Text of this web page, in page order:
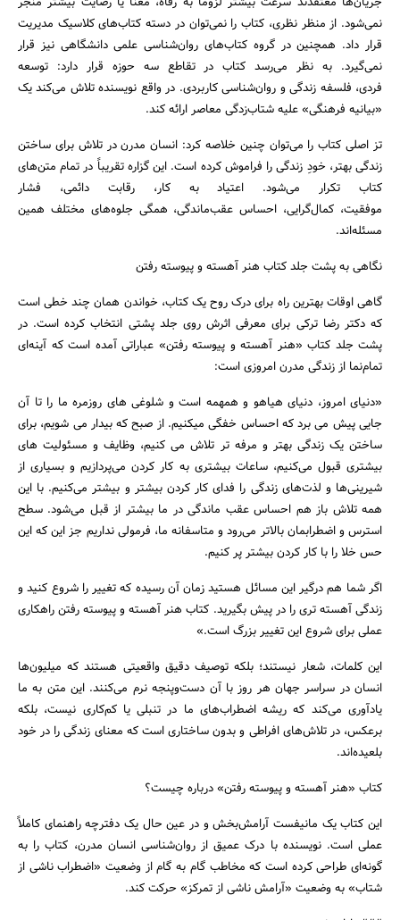
نمی‌شود. از منظر نظری، کتاب را نمی‌توان در دسته کتاب‌های کلاسیک مدیریت
قرار داد. همچنین در گروه کتاب‌های روان‌شناسی علمی دانشگاهی نیز قرار
نمی‌گیرد. به نظر می‌رسد کتاب در تقاطع سه حوزه قرار دارد: توسعه
فردی، فلسفه زندگی و روان‌شناسی کاربردی. در واقع نویسنده تلاش می‌کند یک
«بیانیه فرهنگی» علیه شتاب‌زدگی معاصر ارائه کند.
تز اصلی کتاب را می‌توان چنین خلاصه کرد: انسان مدرن در تلاش برای ساختن
زندگی بهتر، خودِ زندگی را فراموش کرده است. این گزاره تقریباً در تمام متن‌های
کتاب تکرار می‌شود. اعتیاد به کار، رقابت دائمی، فشار
موفقیت، کمال‌گرایی، احساس عقب‌ماندگی، همگی جلوه‌های مختلف همین
مسئله‌اند.
نگاهی به پشت جلد کتاب هنر آهسته و پیوسته رفتن
گاهی اوقات بهترین راه برای درک روح یک کتاب، خواندن همان چند خطی است
که دکتر رضا ترکی برای معرفی اثرش روی جلد پشتی انتخاب کرده است. در
پشت جلد کتاب «هنر آهسته و پیوسته رفتن» عباراتی آمده است که آینه‌ای
تمام‌نما از زندگی مدرن امروزی است:
«دنیای امروز، دنیای هیاهو و همهمه است و شلوغی های روزمره ما را تا آن
جایی پیش می برد که احساس خفگی میکنیم. از صبح که بیدار می شویم، برای
ساختن یک زندگی بهتر و مرفه تر تلاش می کنیم، وظایف و مسئولیت های
بیشتری قبول می‌کنیم، ساعات بیشتری به کار کردن می‌پردازیم و بسیاری از
شیرینی‌ها و لذت‌های زندگی را فدای کار کردن بیشتر و بیشتر می‌کنیم. با این
همه تلاش باز هم احساس عقب ماندگی در ما بیشتر از قبل می‌شود. سطح
استرس و اضطرابمان بالاتر می‌رود و متاسفانه ما، فرمولی نداریم جز این که این
حس خلا را با کار کردن بیشتر پر کنیم.
اگر شما هم درگیر این مسائل هستید زمان آن رسیده که تغییر را شروع کنید و
زندگی آهسته تری را در پیش بگیرید. کتاب هنر آهسته و پیوسته رفتن راهکاری
عملی برای شروع این تغییر بزرگ است.»
این کلمات، شعار نیستند؛ بلکه توصیف دقیق واقعیتی هستند که میلیون‌ها
انسان در سراسر جهان هر روز با آن دست‌وپنجه نرم می‌کنند. این متن به ما
یادآوری می‌کند که ریشه اضطراب‌های ما در تنبلی یا کم‌کاری نیست، بلکه
برعکس، در تلاش‌های افراطی و بدون ساختاری است که معنای زندگی را در خود
بلعیده‌اند.
کتاب «هنر آهسته و پیوسته رفتن» درباره چیست؟
این کتاب یک مانیفست آرامش‌بخش و در عین حال یک دفترچه راهنمای کاملاً
عملی است. نویسنده با درک عمیق از روان‌شناسی انسان مدرن، کتاب را به
گونه‌ای طراحی کرده است که مخاطب گام به گام از وضعیت «اضطراب ناشی از
شتاب» به وضعیت «آرامش ناشی از تمرکز» حرکت کند.